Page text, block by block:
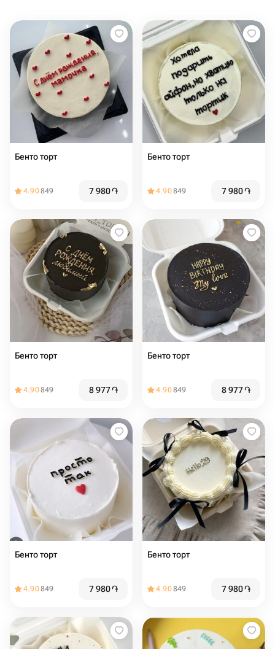
Бенто торт
4.90849 7 980֏
Бенто торт
4.90849 7 980֏
Бенто торт
4.90849 8 977֏
Бенто торт
4.90849 8 977֏
Бенто торт
4.90849 7 980֏
Бенто торт
4.90849 7 980֏